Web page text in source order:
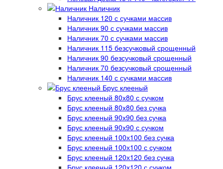
Наличник
Наличник 120 с сучками массив
Наличник 90 с сучками массив
Наличник 70 с сучками массив
Наличник 115 безсучковый срощенный
Наличник 90 безсучковый срощенный
Наличник 70 безсучковый срощенный
Наличник 140 с сучками массив
Брус клееный
Брус клееный 80х80 с сучком
Брус клееный 80х80 без сучка
Брус клееный 90х90 без сучка
Брус клееный 90х90 с сучком
Брус клееный 100х100 без сучка
Брус клееный 100х100 с сучком
Брус клееный 120х120 без сучка
Брус клееный 120х120 с сучком